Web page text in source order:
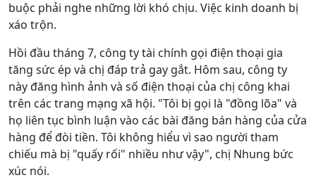
buộc phải nghe những lời khó chịu. Việc kinh doanh bị
xáo trộn.
Hồi đầu tháng 7, công ty tài chính gọi điện thoại gia
tăng sức ép và chị đáp trả gay gắt. Hôm sau, công ty
này đăng hình ảnh và số điện thoại của chị công khai
trên các trang mạng xã hội. "Tôi bị gọi là "đồng lõa" và
họ liên tục bình luận vào các bài đăng bán hàng của cửa
hàng để đòi tiền. Tôi không hiểu vì sao người tham
chiếu mà bị "quấy rối" nhiều như vậy", chị Nhung bức
xúc nói.